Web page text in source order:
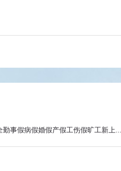
事假病假婚假产假工伤假旷工新上...